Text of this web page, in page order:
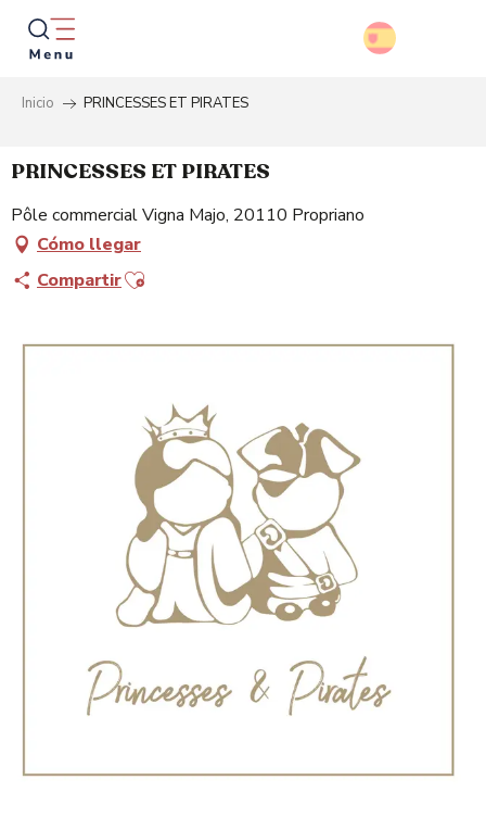
Aller
contenu
principal
Inicio PRINCESSES ET PIRATES
PRINCESSES ET PIRATES
Pôle commercial Vigna Majo, 20110 Propriano
Cómo llegar
CompartirAjouter aux favoris